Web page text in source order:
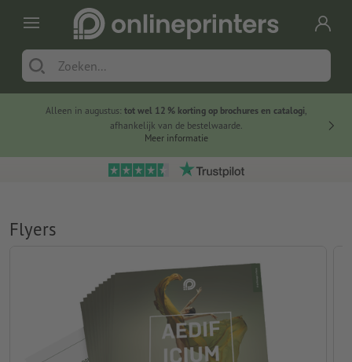
Alleen in augustus: tot wel 12 % korting op brochures en catalogi,
afhankelijk van de bestelwaarde.
Meer informatie
Flyers